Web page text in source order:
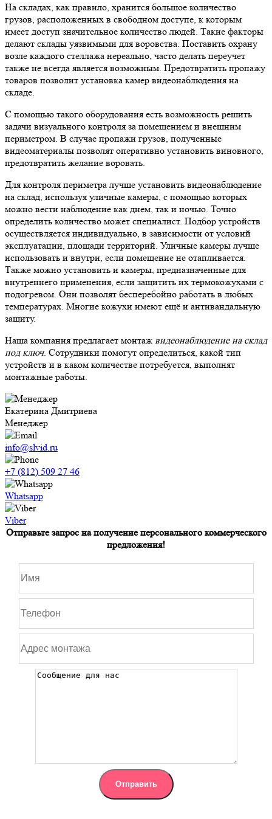
На складах, как правило, хранится большое количество
грузов, расположенных в свободном доступе, к которым
имеет доступ значительное количество людей. Такие факторы
делают склады уязвимыми для воровства. Поставить охрану
возле каждого стеллажа нереально, часто делать переучет
также не всегда является возможным. Предотвратить пропажу
товаров позволит установка камер видеонаблюдения на
складе.
С помощью такого оборудования есть возможность решить
задачи визуального контроля за помещением и внешним
периметром. В случае пропажи грузов, полученные
видеоматериалы позволят оперативно установить виновного,
предотвратить желание воровать.
Для контроля периметра лучше установить видеонаблюдение
на склад, используя уличные камеры, с помощью которых
можно вести наблюдение как днем, так и ночью. Точно
определить количество может специалист. Подбор устройств
осуществляется индивидуально, в зависимости от условий
эксплуатации, площади территорий. Уличные камеры лучше
использовать и внутри, если помещение не отапливается.
Также можно установить и камеры, предназначенные для
внутреннего применения, если защитить их термокожухами с
подогревом. Они позволят бесперебойно работать в любых
температурах. Многие кожухи имеют ещё и антивандальную
защиту.
Наша компания предлагает монтаж видеонаблюдение на склад
под ключ. Сотрудники помогут определиться, какой тип
устройств и в каком количестве потребуется, выполнят
монтажные работы.
Екатерина Дмитриева
Менеджер
info@slvid.ru
+7 (812) 509 27 46
Whatsapp
Viber
Отправьте запрос на получение персонального коммерческого
предложения!